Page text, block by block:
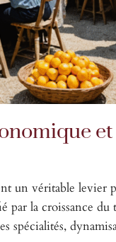
et
un véritable levier
la croissance
spécialités,